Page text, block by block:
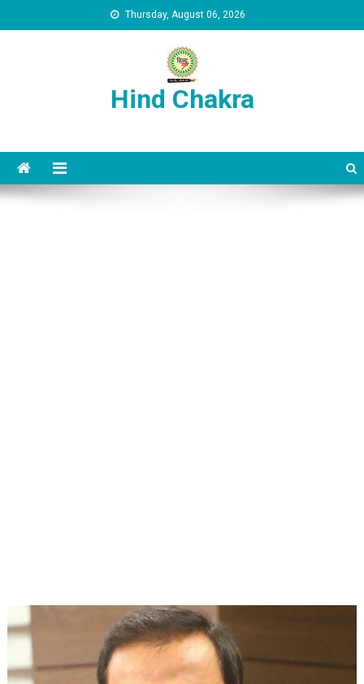
Thursday, August 06, 2026
Hind Chakra